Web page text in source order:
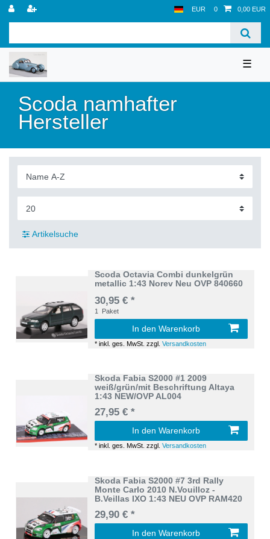
EUR 0 0,00 EUR
☰
Scoda namhafter
Hersteller
Artikelsuche
Scoda Octavia Combi dunkelgrün
metallic 1:43 Norev Neu OVP 840660
30,95 € *
1 Paket
In den Warenkorb
*inkl. ges. MwSt. zzgl.Versandkosten
Skoda Fabia S2000 #1 2009
weiß/grün/mit Beschriftung Altaya
1:43 NEW/OVP AL004
27,95 € *
In den Warenkorb
*inkl. ges. MwSt. zzgl.Versandkosten
Skoda Fabia S2000 #7 3rd Rally
Monte Carlo 2010 N.Vouilloz -
B.Veillas IXO 1:43 NEU OVP RAM420
29,90 € *
In den Warenkorb